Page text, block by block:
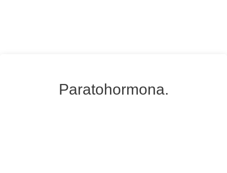
Paratohormona.